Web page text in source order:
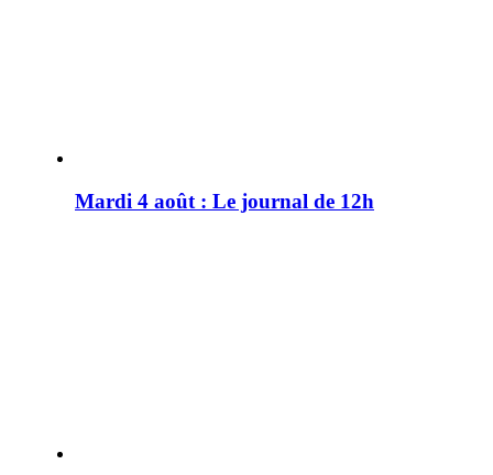
Mardi 4 août : Le journal de 12h